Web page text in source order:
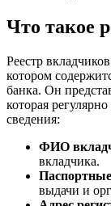
Что такое
Реестр
котором
банка. Он
которая
сведения:
ФИО
вкладчика.
выдачи и